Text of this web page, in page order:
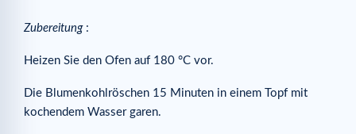
Zubereitung:
Heizen Sie den Ofen auf 180 °C vor.
Die Blumenkohlröschen 15 Minuten in einem Topf mit
kochendem Wasser garen.